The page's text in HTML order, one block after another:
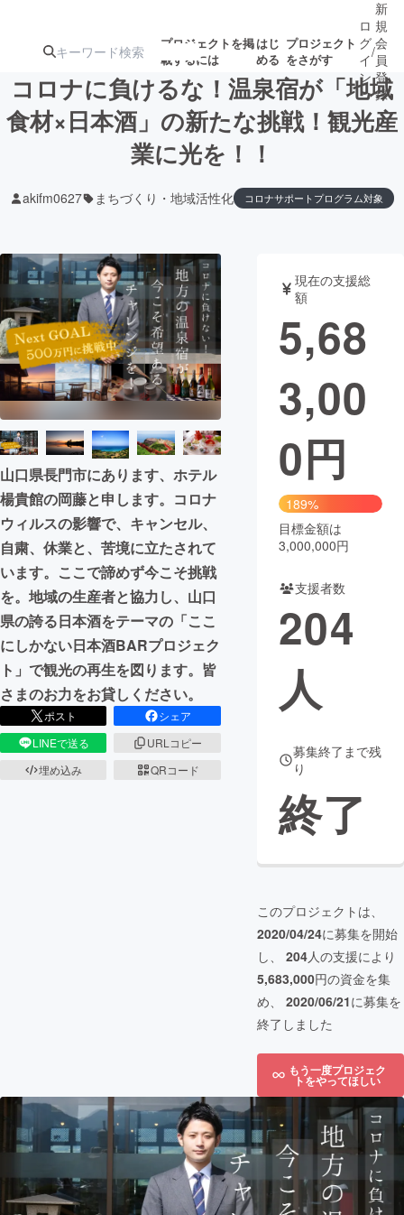
プロジェクトを掲
載するには
はじ
める
プロジェクト
をさがす
注目の新着プロ募集終了が近いプ
ロジェクト
テクノロジー・ガジェット ゲーム・サ
映像・映画 書籍・雑誌
ビジネス・起業 チャレンジ
まちづくり・地域活性化
CAMPFIRE for Social Good
CAMPFIRE Creation
CAMPFIREふるさと納税
コミュニティ
ロ
グ
イ
ン
/
新
規
会
員
登
録
コロナに負けるな！温泉宿が「地域
食材×日本酒」の新たな挑戦！観光産
業に光を！！
akifm0627 まちづくり・地域活性化 コロナサポートプログラム対象
山口県長門市にあります、ホテル
楊貴館の岡藤と申します。コロナ
ウィルスの影響で、キャンセル、
自粛、休業と、苦境に立たされて
います。ここで諦めず今こそ挑戦
を。地域の生産者と協力し、山口
県の誇る日本酒をテーマの「ここ
にしかない日本酒BARプロジェク
ト」で観光の再生を図ります。皆
さまのお力をお貸しください。
ポスト
シェア
LINEで送る
URLコピー
埋め込み
QRコード
現在の支援総
額
5,68
3,00
0円
189%
目標金額は
3,000,000円
支援者数
204
人
募集終了まで残
り
終了
このプロジェクトは、
2020/04/24に募集を開始
し、 204人の支援により
5,683,000円の資金を集
め、 2020/06/21に募集を
終了しました
もう一度プロジェク
トをやってほしい